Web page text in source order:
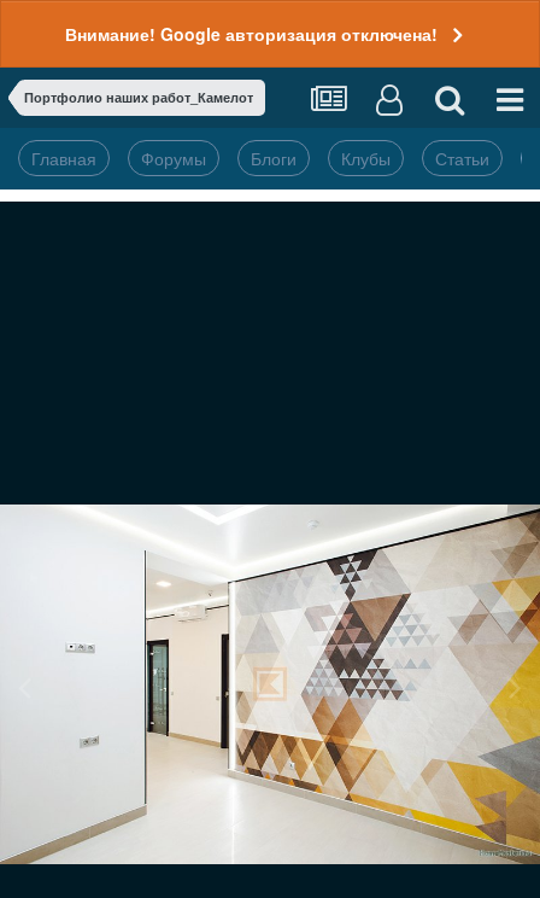
Внимание! Google авторизация отключена!
Портфолио наших работ_Камелот
Главная Форумы Блоги Клубы Статьи